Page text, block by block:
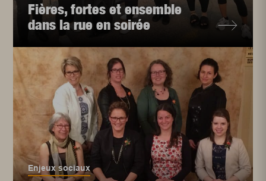
Fières, fortes et ensemble
dans la rue en soirée
Enjeux sociaux